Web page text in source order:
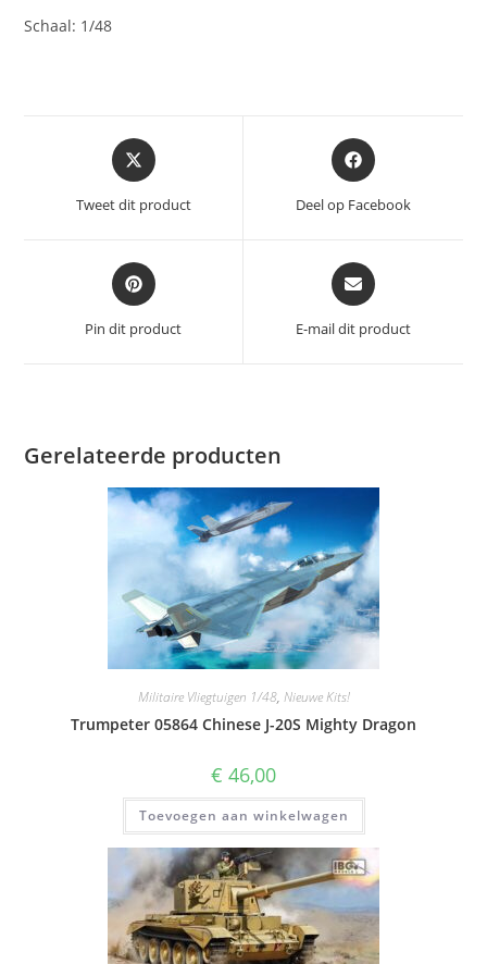
Schaal: 1/48
Opent
in
nieuw
Tweet dit product
Opent
in
nieuw
Deel op Facebook
Opent
in
nieuw
Pin dit product
Opent
in
nieuw
E-mail dit product
Gerelateerde producten
Militaire Vliegtuigen 1/48, Nieuwe Kits!
Trumpeter 05864 Chinese J-20S Mighty Dragon
€ 46,00
Toevoegen aan winkelwagen